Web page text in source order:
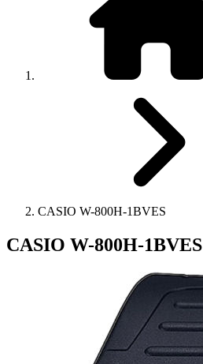
CASIO W-800H-1BVES
CASIO W-800H-1BVES